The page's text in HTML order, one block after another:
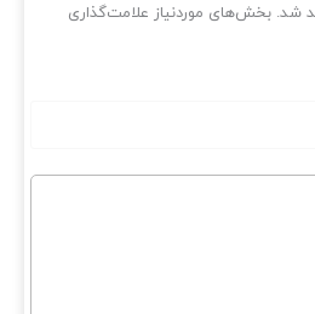
بخش‌های موردنیاز علامت‌گذاری